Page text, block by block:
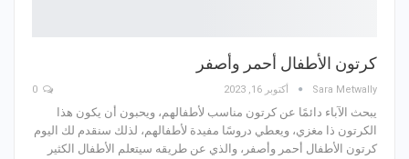
كرتون الأطفال أحمر وأصفر
Sara Metwally أكتوبر 16, 2023
يبحث الآباء دائمًا عن كرتون مناسب لأطفالهم، ويحبون أن يكون هذا
الكرتون ذا مغزي، ويعطي دروسًا مفيدة لأطفالهم، لذلك سنقدم لك اليوم
كرتون الأطفال أحمر وأصفر، والذي عن طريقه سيتعلم الأطفال الكثير